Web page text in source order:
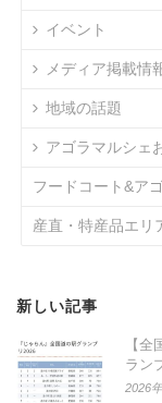
イベント
メディア掲載情
地域の話題
アゴラマルシェ
フードコート&ア
産直・特産品エリ
新しい記事
【
ラン
2026